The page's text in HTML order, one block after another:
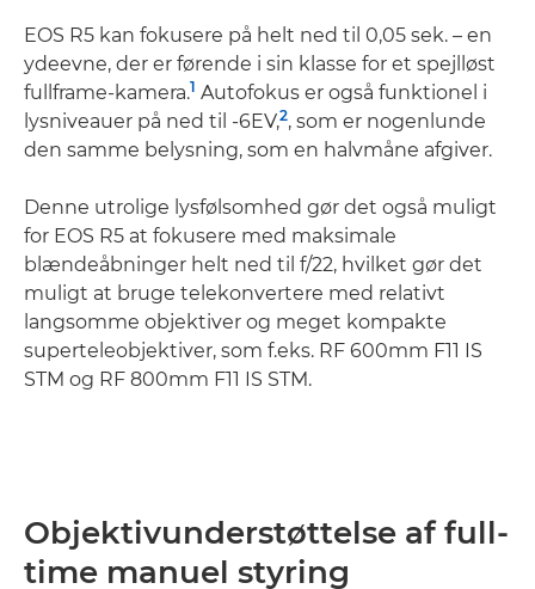
EOS R5 kan fokusere på helt ned til 0,05 sek. – en
ydeevne, der er førende i sin klasse for et spejlløst
fullframe-kamera.1 Autofokus er også funktionel i
lysniveauer på ned til -6EV,2, som er nogenlunde
den samme belysning, som en halvmåne afgiver.
Denne utrolige lysfølsomhed gør det også muligt
for EOS R5 at fokusere med maksimale
blændeåbninger helt ned til f/22, hvilket gør det
muligt at bruge telekonvertere med relativt
langsomme objektiver og meget kompakte
superteleobjektiver, som f.eks. RF 600mm F11 IS
STM og RF 800mm F11 IS STM.
Objektivunderstøttelse af full-
time manuel styring